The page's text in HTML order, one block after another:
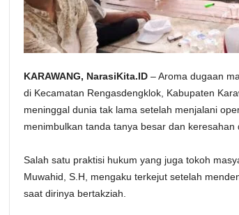
KARAWANG, NarasiKita.ID– Aroma dugaan
di Kecamatan Rengasdengklok, Kabupaten
meninggal dunia tak lama setelah menjalani
menimbulkan tanda tanya besar dan keresahan
Salah satu praktisi hukum yang juga tokoh
Muwahid, S.H, mengaku terkejut setelah
saat dirinya bertakziah.